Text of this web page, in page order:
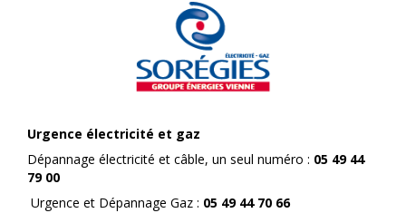
Urgence électricité et gaz
Dépannage électricité et câble, un seul numéro : 05 49 44
79 00
Urgence et Dépannage Gaz : 05 49 44 70 66